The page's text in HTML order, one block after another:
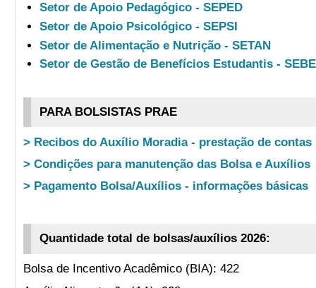
Setor de Apoio Pedagógico - SEPED
Setor de Apoio Psicológico - SEPSI
Setor de Alimentação e Nutrição - SETAN
Setor de Gestão de Benefícios Estudantis -
PARA BOLSISTAS PRAE
> Recibos do Auxílio Moradia - prestação de contas
> Condições para manutenção das Bolsa e Auxílios
> Pagamento Bolsa/Auxílios - informações básicas
Quantidade total de bolsas/auxílios 2026:
Bolsa de Incentivo Acadêmico (BIA): 422